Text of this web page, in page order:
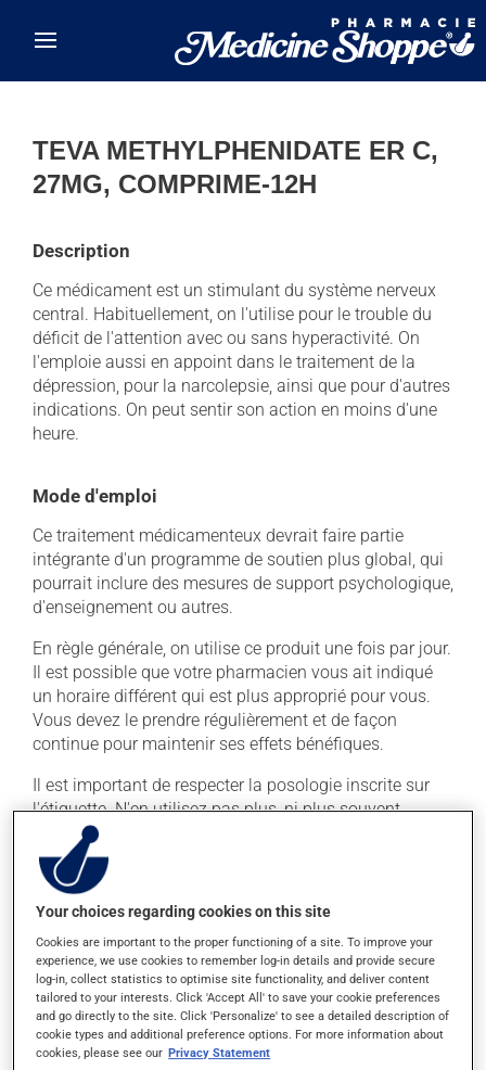
TEVA METHYLPHENIDATE ER C,
27MG, COMPRIME-12H
Description
Ce médicament est un stimulant du système nerveux
central. Habituellement, on l'utilise pour le trouble du
déficit de l'attention avec ou sans hyperactivité. On
l'emploie aussi en appoint dans le traitement de la
dépression, pour la narcolepsie, ainsi que pour d'autres
indications. On peut sentir son action en moins d'une
heure.
Mode d'emploi
Ce traitement médicamenteux devrait faire partie
intégrante d'un programme de soutien plus global, qui
pourrait inclure des mesures de support psychologique,
d'enseignement ou autres.
En règle générale, on utilise ce produit une fois par jour.
Il est possible que votre pharmacien vous ait indiqué
un horaire différent qui est plus approprié pour vous.
Vous devez le prendre régulièrement et de façon
continue pour maintenir ses effets bénéfiques.
Il est important de respecter la posologie inscrite sur
l'étiquette. N'en utilisez pas plus, ni plus souvent
qu'indiqué. Un usage abusif peut entraîner une
dépendance.
Ce médicament doit être avalé entier. Il ne doit pas être
coupé, croqué ou écrasé. Vous pouvez remarquer la
présence du comprimé entier dans vos selles. Il ne
contient plus rien, le médicament à l'intérieur a été
absorbé.
Ce médicament peut être pris avec ou sans nourriture,
sans égard aux repas ou aux collations. La prise
Your choices regarding cookies on this site
Cookies are important to the proper functioning of a site. To improve your
experience, we use cookies to remember log-in details and provide secure
log-in, collect statistics to optimise site functionality, and deliver content
tailored to your interests. Click 'Accept All' to save your cookie preferences
and go directly to the site. Click 'Personalize' to see a detailed description of
cookie types and additional preference options. For more information about
cookies, please see our Privacy Statement